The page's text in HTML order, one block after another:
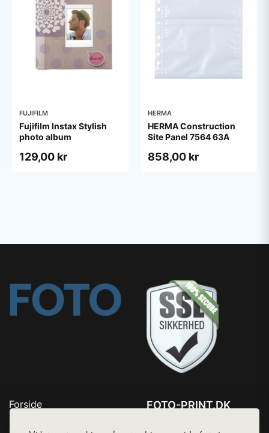
FUJIFILM
Fujifilm Instax Stylish
photo album
129,00 kr
HERMA
HERMA Construction
Site Panel 7564 63A
858,00 kr
Forside
FOTO-PRINT.DK